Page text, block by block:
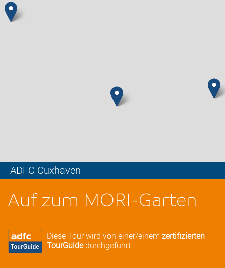
ADFC Cuxhaven
Auf zum MORI-Garten
Diese Tour wird von einer/einem zertifizierten
TourGuidedurchgeführt.